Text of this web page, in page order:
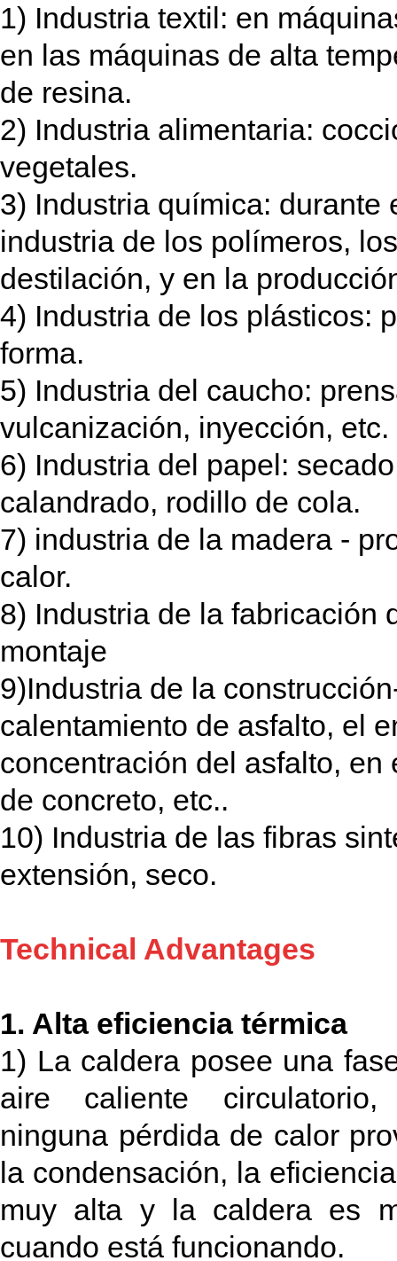
1) Industria textil: en
en las máquinas de alta
de resina.
2) Industria alimentaria:
vegetales.
3) Industria química: durante
industria de los polímeros,
destilación, y en la
4) Industria de los plásticos:
forma.
5) Industria del caucho:
vulcanización, inyección, etc.
6) Industria del papel:
calandrado, rodillo de cola.
7) industria de la madera -
calor.
8) Industria de la fabricación
montaje
9)Industria de la
calentamiento de asfalto, el
concentración del asfalto,
de concreto, etc..
10) Industria de las fibras
extensión, seco.
Technical Advantages
1. Alta eficiencia térmica
1) La caldera posee una
aire caliente
ninguna pérdida de calor
la condensación, la
muy alta y la caldera es
cuando está funcionando.